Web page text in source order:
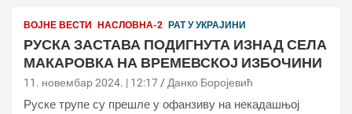
ВОЈНЕ ВЕСТИ НАСЛОВНА-2 РАТ У УКРАЈИНИ
РУСКА ЗАСТАВА ПОДИГНУТА ИЗНАД СЕЛА
МАКАРОВКА НА ВРЕМЕВСКОЈ ИЗБОЧИНИ
11. новембар 2024. | 12:17 Данко Боројевић
Руске трупе су прешле у офанзиву на некадашњој